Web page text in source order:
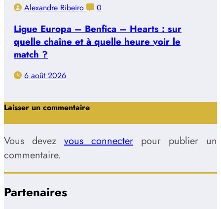
Alexandre Ribeiro 0
Ligue Europa – Benfica – Hearts : sur
quelle chaîne et à quelle heure voir le
match ?
6 août 2026
Laisser un commentaire
Vous devez vous connecter pour publier un
commentaire.
Partenaires